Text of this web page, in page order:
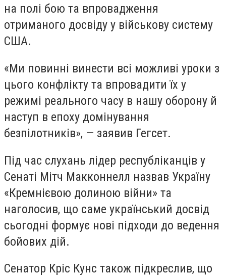
на полі бою та впровадження
отриманого досвіду у військову систему
США.
«Ми повинні винести всі можливі уроки з
цього конфлікту та впровадити їх у
режимі реального часу в нашу оборону й
наступ в епоху домінування
безпілотників», — заявив Гегсет.
Під час слухань лідер республіканців у
Сенаті Мітч Макконнелл назвав Україну
«Кремнієвою долиною війни» та
наголосив, що саме український досвід
сьогодні формує нові підходи до ведення
бойових дій.
Сенатор Кріс Кунс також підкреслив, що